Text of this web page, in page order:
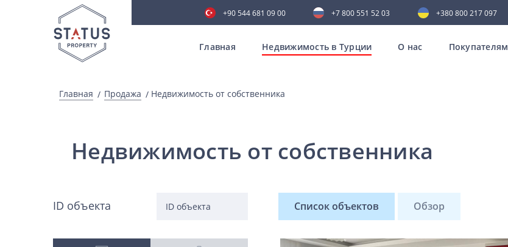
+90 544 681 09 00 +7 800 551 52 03 +380 800 217 097
Главная Недвижимость в Турции О нас Покупателям
Главная Продажа Недвижимость от собственника
Недвижимость от собственника
ID объекта Список объектов Обзор